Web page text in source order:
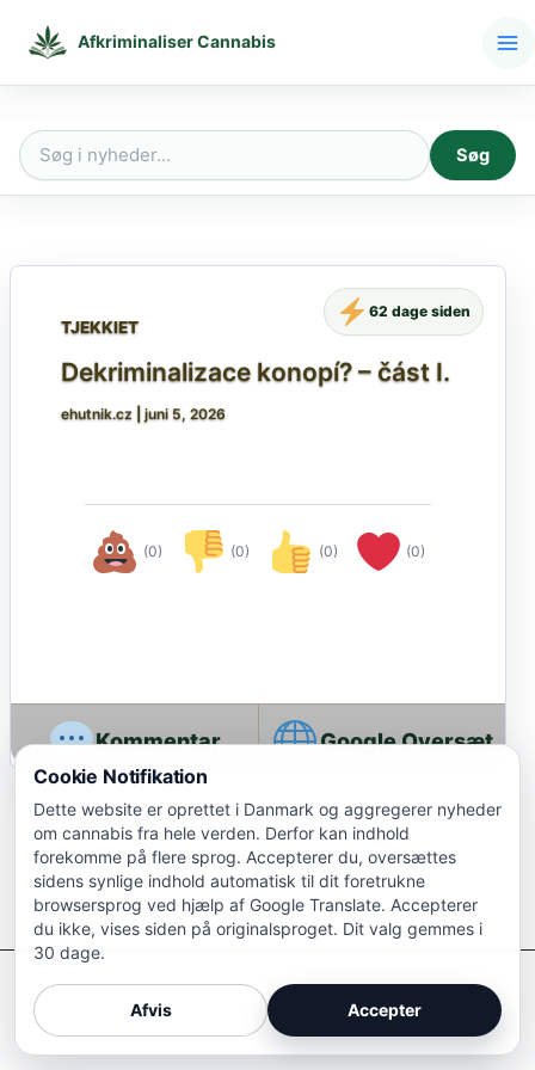
Afkriminaliser Cannabis
Søg
Søg
TJEKKIET
Dekriminalizace konopí? – část I.
ehutnik.cz juni 5, 2026
(0) (0) (0) (0)
62 dage siden
Google Oversæt
Afkriminaliser Cannabis
Cookie Notifikation
Dette website er oprettet i Danmark og aggregerer nyheder
om cannabis fra hele verden. Derfor kan indhold
forekomme på flere sprog. Accepterer du, oversættes
sidens synlige indhold automatisk til dit foretrukne
browsersprog ved hjælp af Google Translate. Accepterer
du ikke, vises siden på originalsproget. Dit valg gemmes i
30 dage.
Afvis Accepter